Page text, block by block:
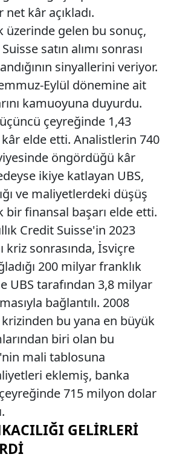
kâr açıkladı.
üzerinde gelen bu sonuç,
satın alımı sonrası
sinyallerini veriyor.
Eylül dönemine ait
kamuoyuna duyurdu.
üçüncü çeyreğinde 1,43
elde etti. Analistlerin 740
öngördüğü kâr
ikiye katlayan UBS,
ve maliyetlerdeki düşüş
bir finansal başarı elde etti.
Credit Suisse'in 2023
kriz sonrasında, İsviçre
200 milyar franklık
UBS tarafından 3,8 milyar
bağlantılı. 2008
bu yana en büyük
biri olan bu
mali tablosuna
eklemiş, banka
çeyreğinde 715 milyon dolar
GELIRLERI